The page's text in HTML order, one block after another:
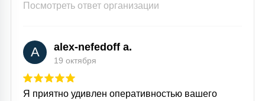
НАСТЕННЫЕ
С УПРАВЛЕНИЕМ
Посмотреть ответ организации
A alex-nefedoff a.
19 октября
Я приятно удивлен оперативностью вашего